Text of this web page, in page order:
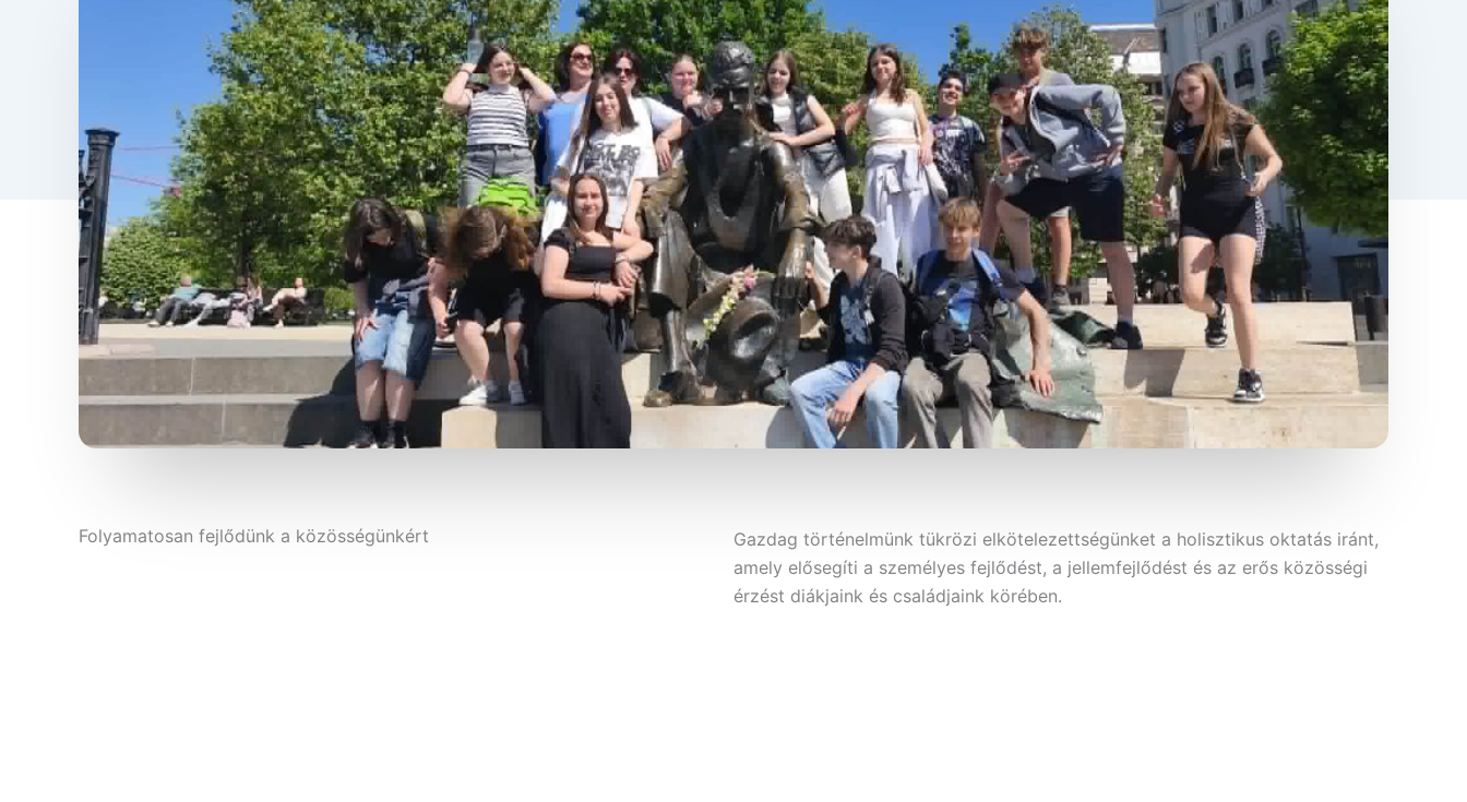
Folyamatosan fejlődünk a közösségünkért
Gazdag történelmünk tükrözi elkötelezettségünket a holisztikus oktatás iránt,
amely elősegíti a személyes fejlődést, a jellemfejlődést és az erős közösségi
érzést diákjaink és családjaink körében.